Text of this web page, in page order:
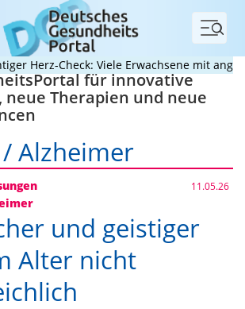
Menü
Herz-Check: Viele Erwachsene mit
für innovative
Therapien und neue
Alzheimer
11.05.26
und geistiger
Alter nicht